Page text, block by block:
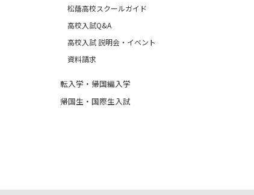
松蔭高校スクールガイド
高校入試Q&A
高校入試 説明会・イベント
資料請求
転入学・帰国編入学
帰国生・国際生入試